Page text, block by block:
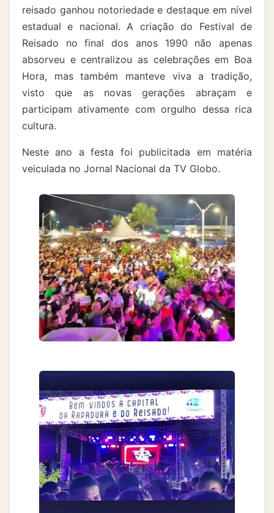
reisado ganhou notoriedade e destaque em nível
estadual e nacional. A criação do Festival de
Reisado no final dos anos 1990 não apenas
absorveu e centralizou as celebrações em Boa
Hora, mas também manteve viva a tradição,
visto que as novas gerações abraçam e
participam ativamente com orgulho dessa rica
cultura.
Neste ano a festa foi publicitada em matéria
veiculada no Jornal Nacional da TV Globo.